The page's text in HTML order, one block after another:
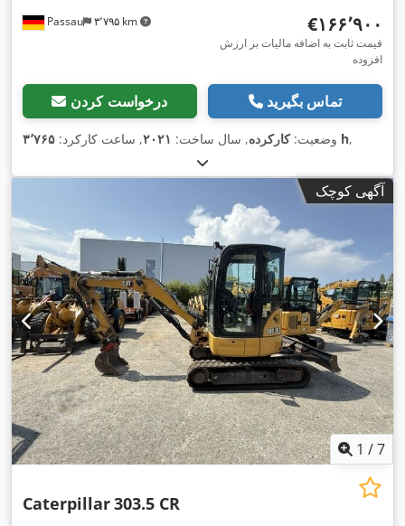
Passau ۳٬۷۹۵ km ‎€۱۶۶٬۹۰۰
قیمت ثابت به اضافه مالیات بر ارزش
افزوده
درخواست کردن تماس بگیرید
وضعیت:کارکرده, سال ساخت: ۲۰۲۱, ساعت کارکرد: ۳٬۷۶۵ h,
آگهی کوچک
1 /7
Caterpillar303.5 CR